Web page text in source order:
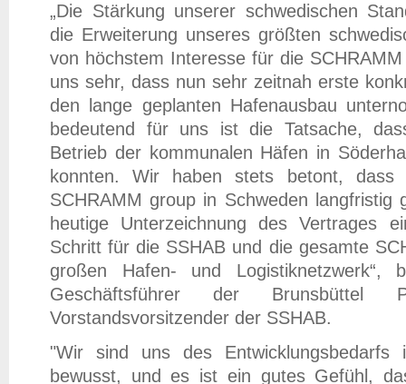
„Die Stärkung unserer schwedischen
die Erweiterung unseres größten
von höchstem Interesse für die
uns sehr, dass nun sehr zeitnah erste
den lange geplanten Hafenausbau
bedeutend für uns ist die Tatsache,
Betrieb der kommunalen Häfen in
konnten. Wir haben stets betont, dass
SCHRAMM group in Schweden langfristig
heutige Unterzeichnung des Vertrages
Schritt für die SSHAB und die gesamte
großen Hafen- und Logistiknetzwerk“,
Geschäftsführer der Brunsbüttel
Vorstandsvorsitzender der SSHAB.
"Wir sind uns des
bewusst, und es ist ein gutes Gefühl,